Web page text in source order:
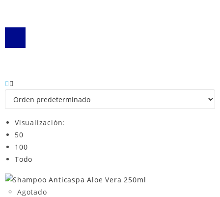
Visualización:
50
100
Todo
Agotado